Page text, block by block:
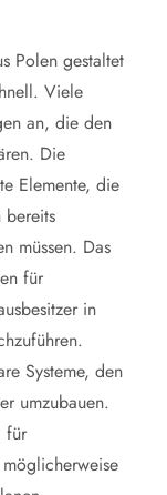
Polen gestaltet
Viele
an, die den
Die
Elemente, die
bereits
müssen. Das
für
in
Systeme, den
umzubauen.
für